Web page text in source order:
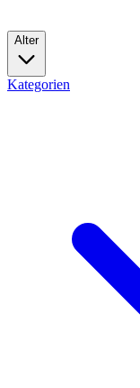
Alter
Kategorien